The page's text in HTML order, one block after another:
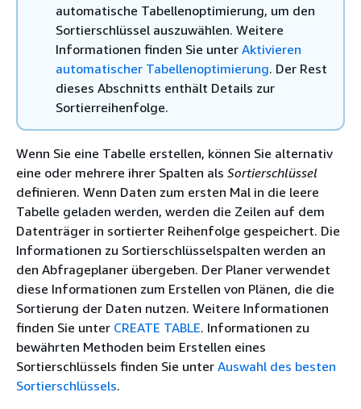
automatische Tabellenoptimierung, um den
Sortierschlüssel auszuwählen. Weitere
Informationen finden Sie unter Aktivieren
automatischer Tabellenoptimierung. Der Rest
dieses Abschnitts enthält Details zur
Sortierreihenfolge.
Wenn Sie eine Tabelle erstellen, können Sie alternativ
eine oder mehrere ihrer Spalten als Sortierschlüssel
definieren. Wenn Daten zum ersten Mal in die leere
Tabelle geladen werden, werden die Zeilen auf dem
Datenträger in sortierter Reihenfolge gespeichert. Die
Informationen zu Sortierschlüsselspalten werden an
den Abfrageplaner übergeben. Der Planer verwendet
diese Informationen zum Erstellen von Plänen, die die
Sortierung der Daten nutzen. Weitere Informationen
finden Sie unter CREATE TABLE. Informationen zu
bewährten Methoden beim Erstellen eines
Sortierschlüssels finden Sie unter Auswahl des besten
Sortierschlüssels.